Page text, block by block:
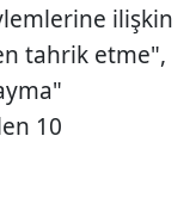
ilişkin
tahrik etme",
10